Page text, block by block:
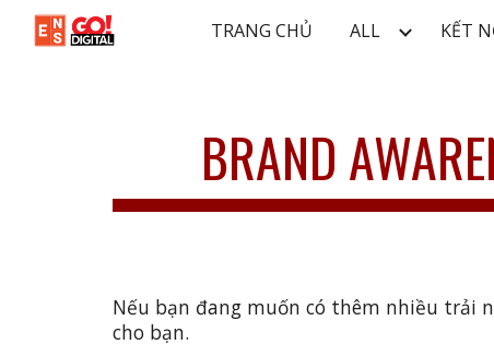
TRANG CHỦ ALL KẾT
BRAND
Nếu bạn đang muốn có thêm nhiều trải
cho bạn.